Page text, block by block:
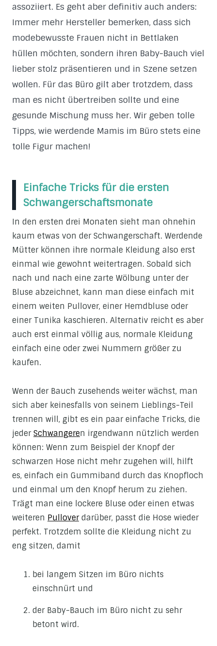
assoziiert. Es geht aber definitiv auch anders:
Immer mehr Hersteller bemerken, dass sich
modebewusste Frauen nicht in Bettlaken
hüllen möchten, sondern ihren Baby-Bauch viel
lieber stolz präsentieren und in Szene setzen
wollen. Für das Büro gilt aber trotzdem, dass
man es nicht übertreiben sollte und eine
gesunde Mischung muss her. Wir geben tolle
Tipps, wie werdende Mamis im Büro stets eine
tolle Figur machen!
Einfache Tricks für die ersten
Schwangerschaftsmonate
In den ersten drei Monaten sieht man ohnehin
kaum etwas von der Schwangerschaft. Werdende
Mütter können ihre normale Kleidung also erst
einmal wie gewohnt weitertragen. Sobald sich
nach und nach eine zarte Wölbung unter der
Bluse abzeichnet, kann man diese einfach mit
einem weiten Pullover, einer Hemdbluse oder
einer Tunika kaschieren. Alternativ reicht es aber
auch erst einmal völlig aus, normale Kleidung
einfach eine oder zwei Nummern größer zu
kaufen.
Wenn der Bauch zusehends weiter wächst, man
sich aber keinesfalls von seinem Lieblings-Teil
trennen will, gibt es ein paar einfache Tricks, die
jederSchwangeren irgendwann nützlich werden
können: Wenn zum Beispiel der Knopf der
schwarzen Hose nicht mehr zugehen will, hilft
es, einfach ein Gummiband durch das Knopfloch
und einmal um den Knopf herum zu ziehen.
Trägt man eine lockere Bluse oder einen etwas
weiteren Pulloverdarüber, passt die Hose wieder
perfekt. Trotzdem sollte die Kleidung nicht zu
eng sitzen, damit
bei langem Sitzen im Büro nichts
einschnürt und
der Baby-Bauch im Büro nicht zu sehr
betont wird.